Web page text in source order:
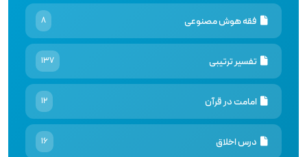
فقه هوش مصنوعى 8
تفسیر ترتیبی 137
امامت در قرآن 12
درس اخلاق 16